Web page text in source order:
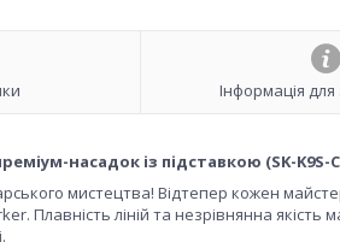
Інформація
насадок із підставкою (SK-K9S-
мистецтва! Відтепер кожен
Плавність ліній та незрівнянна якість